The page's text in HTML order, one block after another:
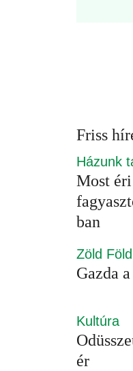
Friss
Házunk
Most
ban
Zöld Föld
Gazda
Kultúra
ér